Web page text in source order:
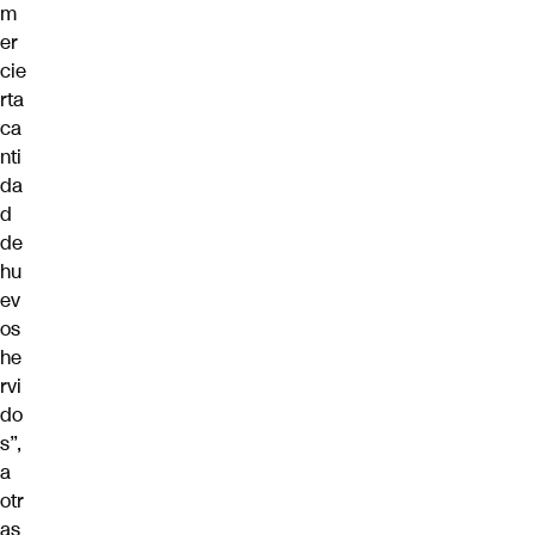
m
er
cie
rta
ca
nti
da
d
de
hu
ev
os
he
rvi
do
s”,
a
otr
as